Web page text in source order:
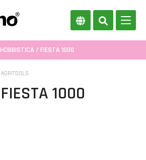
HOBBISTICA / FIESTA 1000
AGRITOOLS
FIESTA 1000